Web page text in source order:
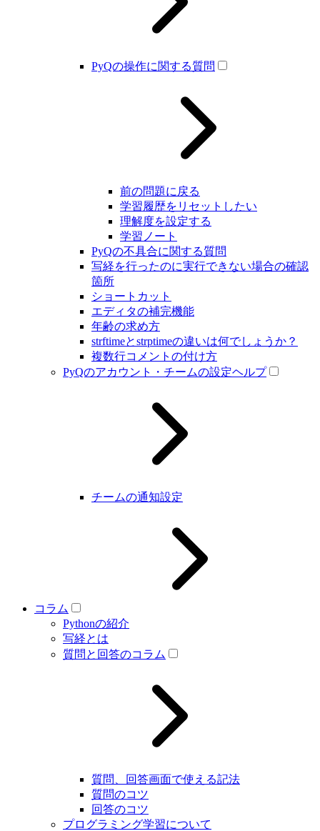
PyQの操作に関する質問
前の問題に戻る
学習履歴をリセットしたい
理解度を設定する
学習ノート
PyQの不具合に関する質問
写経を行ったのに実行できない場合の確認
箇所
ショートカット
エディタの補完機能
年齢の求め方
strftimeとstrptimeの違いは何でしょうか？
複数行コメントの付け方
PyQのアカウント・チームの設定ヘルプ
チームの通知設定
コラム
Pythonの紹介
写経とは
質問と回答のコラム
質問、回答画面で使える記法
質問のコツ
回答のコツ
プログラミング学習について